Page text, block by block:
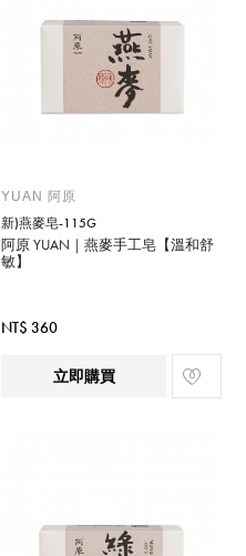
YUAN 阿原
新)燕麥皂-115G
阿原 YUAN｜燕麥手工皂【溫和舒
敏】
NT$ 360
立即購買